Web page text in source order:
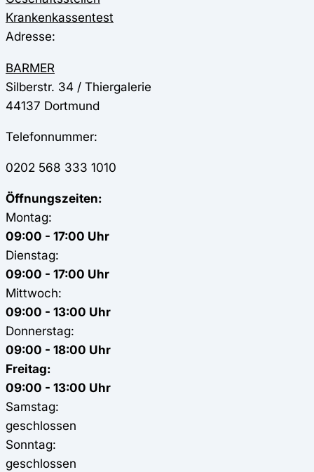
Krankenkassentest
Adresse:
BARMER
Silberstr. 34 / Thiergalerie
44137 Dortmund
Telefonnummer:
0202 568 333 1010
Öffnungszeiten:
Montag:
09:00 - 17:00 Uhr
Dienstag:
09:00 - 17:00 Uhr
Mittwoch:
09:00 - 13:00 Uhr
Donnerstag:
09:00 - 18:00 Uhr
Freitag:
09:00 - 13:00 Uhr
Samstag:
geschlossen
Sonntag:
geschlossen